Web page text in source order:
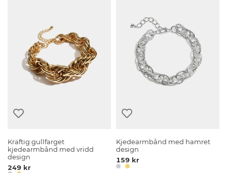
Kraftig gullfarget
kjedearmbånd med vridd
design
249 kr
Kjedearmbånd med hamret
design
159 kr